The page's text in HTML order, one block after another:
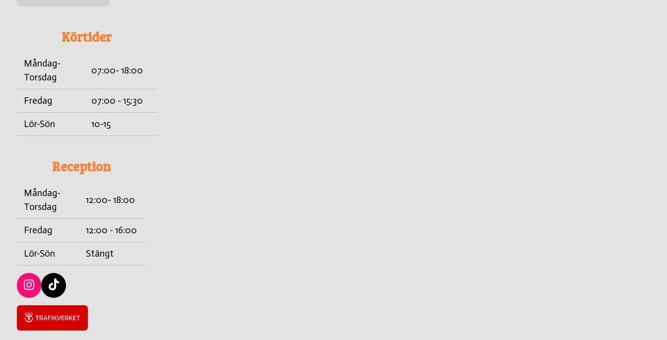
Körtider
Måndag-
Torsdag
07:00- 18:00
Fredag 07:00 - 15:30
Lör-Sön 10-15
Reception
Måndag-
Torsdag
12:00- 18:00
Fredag 12:00 - 16:00
Lör-Sön Stängt
I
n
s
t
a
T
i
k
t